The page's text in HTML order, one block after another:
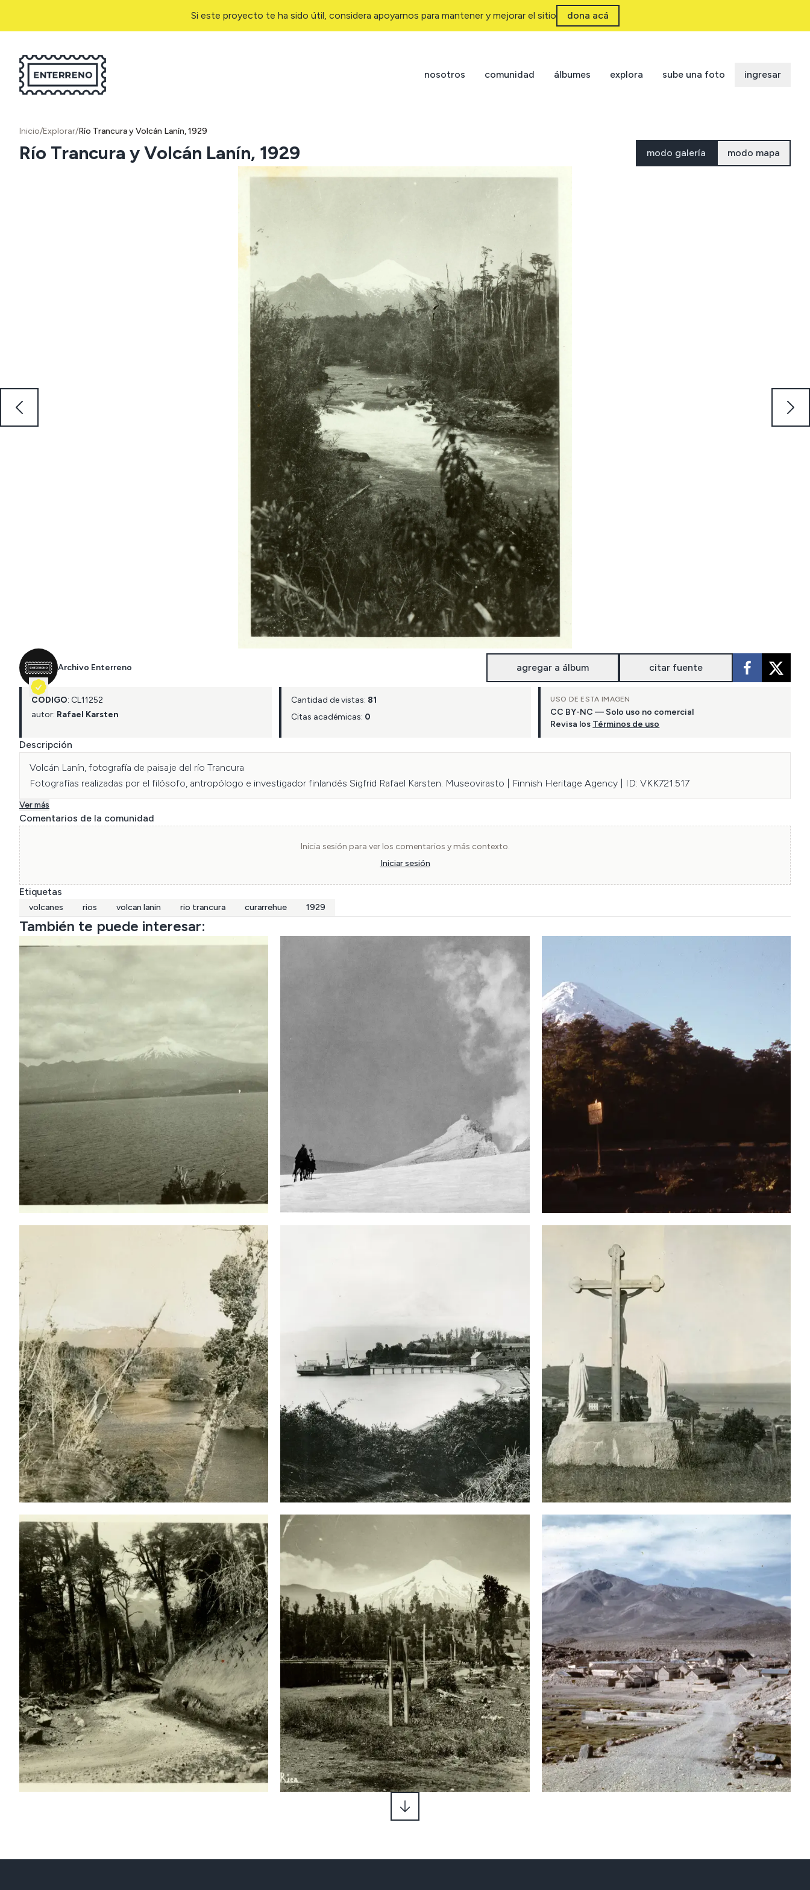
Si este proyecto te ha sido útil, considera apoyarnos para mantener y mejorar el sitio dona acá
nosotros comunidad álbumes explora sube una foto ingresar
Inicio/Explorar/Río Trancura y Volcán Lanín, 1929
Río Trancura y Volcán Lanín, 1929 modo galería modo mapa
Archivo Enterreno agregar a álbum citar fuente
CÓDIGO: CL11252
autor: Rafael Karsten
Cantidad de vistas: 81
Citas académicas: 0
USO DE ESTA IMAGEN
CC BY-NC — Solo uso no comercial
Revisa los Términos de uso
Descripción
Volcán Lanín, fotografía de paisaje del río Trancura
Ver más
Comentarios de la comunidad
Inicia sesión para ver los comentarios y más contexto.
Iniciar sesión
Etiquetas
volcanes rios volcan lanin rio trancura curarrehue 1929
También te puede interesar: